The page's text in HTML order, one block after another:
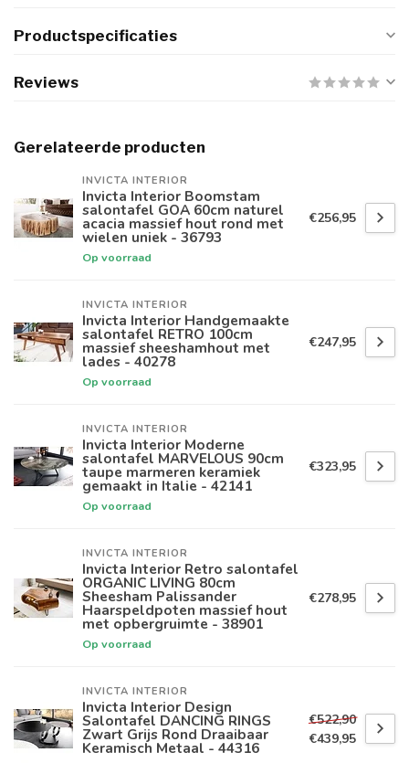
Productspecificaties
Reviews
Gerelateerde producten
INVICTA INTERIOR
Invicta Interior Boomstam
salontafel GOA 60cm naturel
acacia massief hout rond met
wielen uniek - 36793
Op voorraad
€256,95
INVICTA INTERIOR
Invicta Interior Handgemaakte
salontafel RETRO 100cm
massief sheeshamhout met
lades - 40278
Op voorraad
€247,95
INVICTA INTERIOR
Invicta Interior Moderne
salontafel MARVELOUS 90cm
taupe marmeren keramiek
gemaakt in Italie - 42141
Op voorraad
€323,95
INVICTA INTERIOR
Invicta Interior Retro salontafel
ORGANIC LIVING 80cm
Sheesham Palissander
Haarspeldpoten massief hout
met opbergruimte - 38901
Op voorraad
€278,95
INVICTA INTERIOR
Invicta Interior Design
Salontafel DANCING RINGS
Zwart Grijs Rond Draaibaar
Keramisch Metaal - 44316
€522,90
€439,95